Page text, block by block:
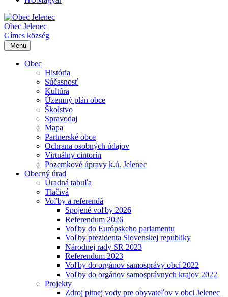
Obec Jelenec
Gímes község
Menu
Obec
História
Súčasnosť
Kultúra
Územný plán obce
Školstvo
Spravodaj
Mapa
Partnerské obce
Ochrana osobných údajov
Virtuálny cintorín
Pozemkové úpravy k.ú. Jelenec
Obecný úrad
Úradná tabuľa
Tlačivá
Voľby a referendá
Spojené voľby 2026
Referendum 2026
Voľby do Európskeho parlamentu
Voľby prezidenta Slovenskej republiky
Národnej rady SR 2023
Referendum 2023
Voľby do orgánov samosprávy obcí 2022
Voľby do orgánov samosprávnych krajov 2022
Projekty
Zdroj pitnej vody pre obyvateľov v obci Jelenec